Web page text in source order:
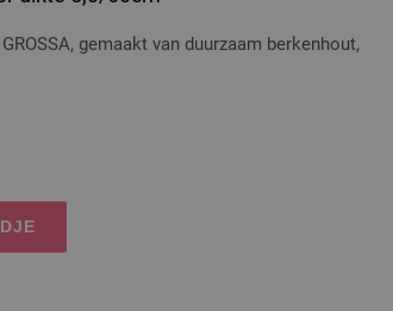
gemaakt van duurzaam berkenhout,